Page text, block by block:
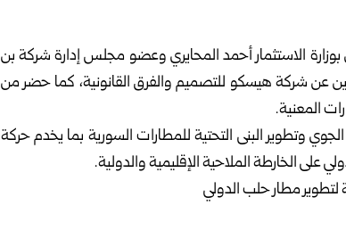
الاستثمار أحمد المحايري وعضو مجلس إدارة شركة بن
عن شركة هيسكو للتصميم والفرق القانونية، كما حضر من
المعنية.
وتطوير البنى التحتية للمطارات السورية بما يخدم حركة
على الخارطة الملاحية الإقليمية والدولية.